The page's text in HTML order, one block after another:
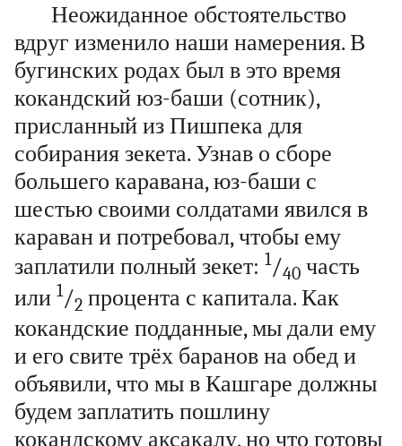
Неожиданное обстоятельство
вдруг изменило наши намерения. В
бугинских родах был в это время
кокандский юз-баши (сотник),
присланный из Пишпека для
собирания зекета. Узнав о сборе
большего каравана, юз-баши с
шестью своими солдатами явился в
караван и потребовал, чтобы ему
заплатили полный зекет: 1/40 часть
или 1/2 процента с капитала. Как
кокандские подданные, мы дали ему
и его свите трёх баранов на обед и
объявили, что мы в Кашгаре должны
будем заплатить пошлину
кокандскому аксакалу, но что готовы